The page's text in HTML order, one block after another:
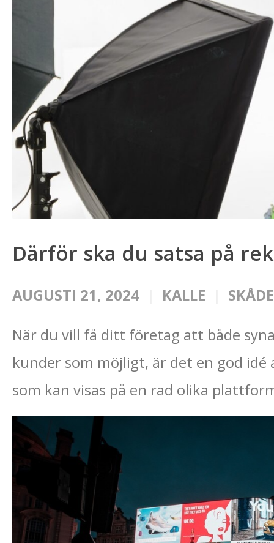
Därför ska du satsa på
AUGUSTI 21, 2024 KALLE
När du vill få ditt företag att både
kunder som möjligt, är det en god
som kan visas på en rad olika